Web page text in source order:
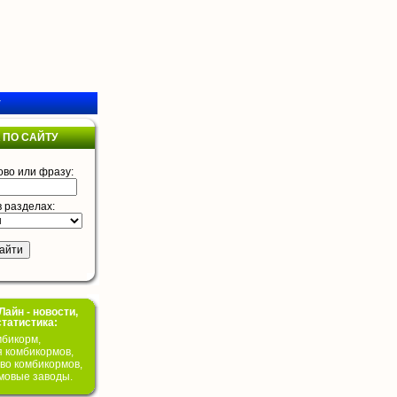
САЙТУ
или фразу:
разделах:
- новости,
комбикормов,
комбикормов,
заводы.